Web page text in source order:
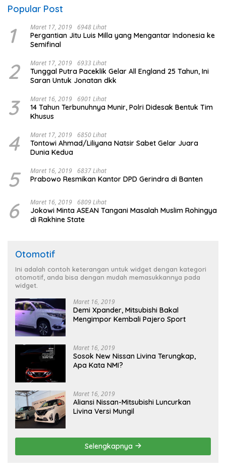
Popular Post
1 Maret 17, 2019 6948 Lihat
Pergantian Jitu Luis Milla yang Mengantar Indonesia ke
Semifinal
2 Maret 17, 2019 6933 Lihat
Tunggal Putra Paceklik Gelar All England 25 Tahun, Ini
Saran Untuk Jonatan dkk
3 Maret 16, 2019 6901 Lihat
14 Tahun Terbunuhnya Munir, Polri Didesak Bentuk Tim
Khusus
4 Maret 17, 2019 6850 Lihat
Tontowi Ahmad/Liliyana Natsir Sabet Gelar Juara
Dunia Kedua
5 Maret 16, 2019 6837 Lihat
Prabowo Resmikan Kantor DPD Gerindra di Banten
6 Maret 16, 2019 6809 Lihat
Jokowi Minta ASEAN Tangani Masalah Muslim Rohingya
di Rakhine State
Otomotif
Ini adalah contoh keterangan untuk widget dengan kategori
otomotif, anda bisa dengan mudah memasukkannya pada
widget.
Maret 16, 2019
Demi Xpander, Mitsubishi Bakal
Mengimpor Kembali Pajero Sport
Maret 16, 2019
Sosok New Nissan Livina Terungkap,
Apa Kata NMI?
Maret 16, 2019
Aliansi Nissan-Mitsubishi Luncurkan
Livina Versi Mungil
Selengkapnya